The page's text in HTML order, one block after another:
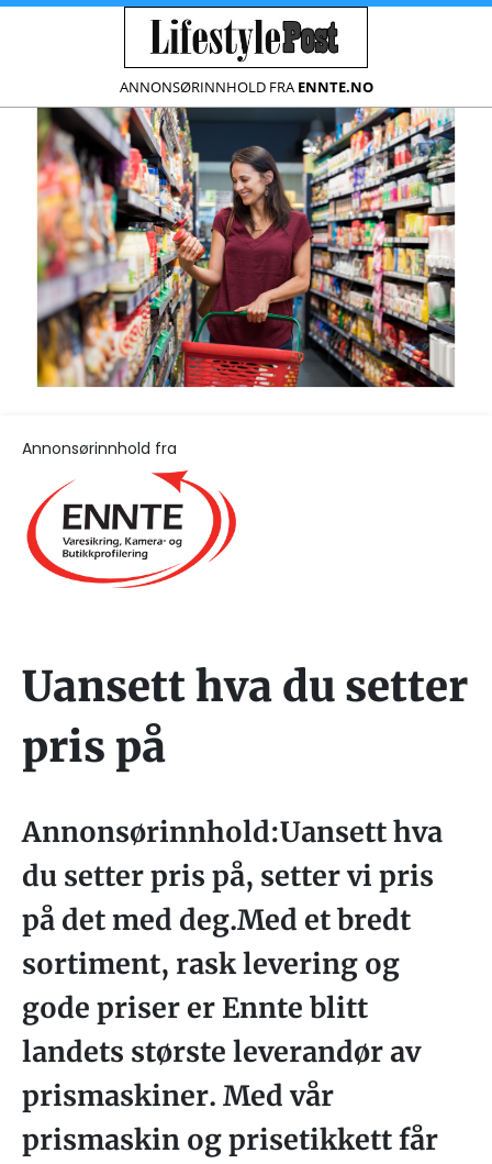
ANNONSØRINNHOLD FRA ENNTE.NO
Annonsørinnhold fra
Uansett hva du setter
pris på
Annonsørinnhold:Uansett hva
du setter pris på, setter vi pris
på det med deg.Med et bredt
sortiment, rask levering og
gode priser er Ennte blitt
landets største leverandør av
prismaskiner. Med vår
prismaskin og prisetikkett får